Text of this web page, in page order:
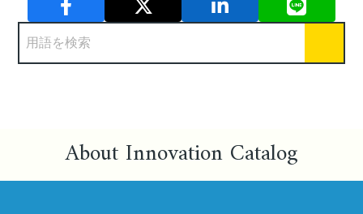
About Innovation Catalog